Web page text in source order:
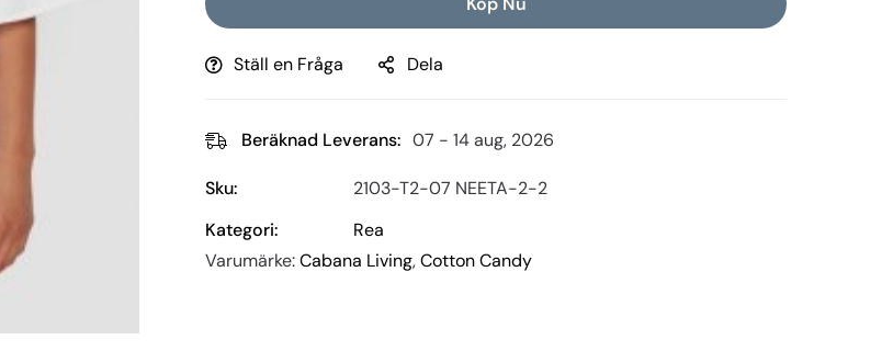
Ställ en Fråga Dela
Beräknad Leverans: 07 - 14 aug, 2026
Sku:
2103-T2-07 NEETA-2-2
Kategori:
Rea
Varumärke:Cabana Living,Cotton Candy